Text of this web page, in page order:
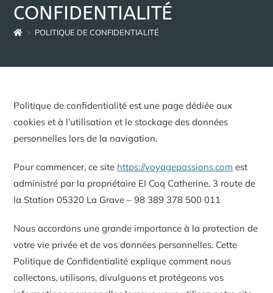
CONFIDENTIALITÉ
> POLITIQUE DE CONFIDENTIALITÉ
Politique de confidentialité est une page dédiée aux
cookies et à l’utilisation et le stockage des données
personnelles lors de la navigation.
Pour commencer, ce site https://voyagepassions.com est
administré par la propriétaire EI Coq Catherine, 3 route de
la Station 05320 La Grave – 98 389 378 500 011
Nous accordons une grande importance à la protection de
votre vie privée et de vos données personnelles. Cette
Politique de Confidentialité explique comment nous
collectons, utilisons, divulguons et protégeons vos